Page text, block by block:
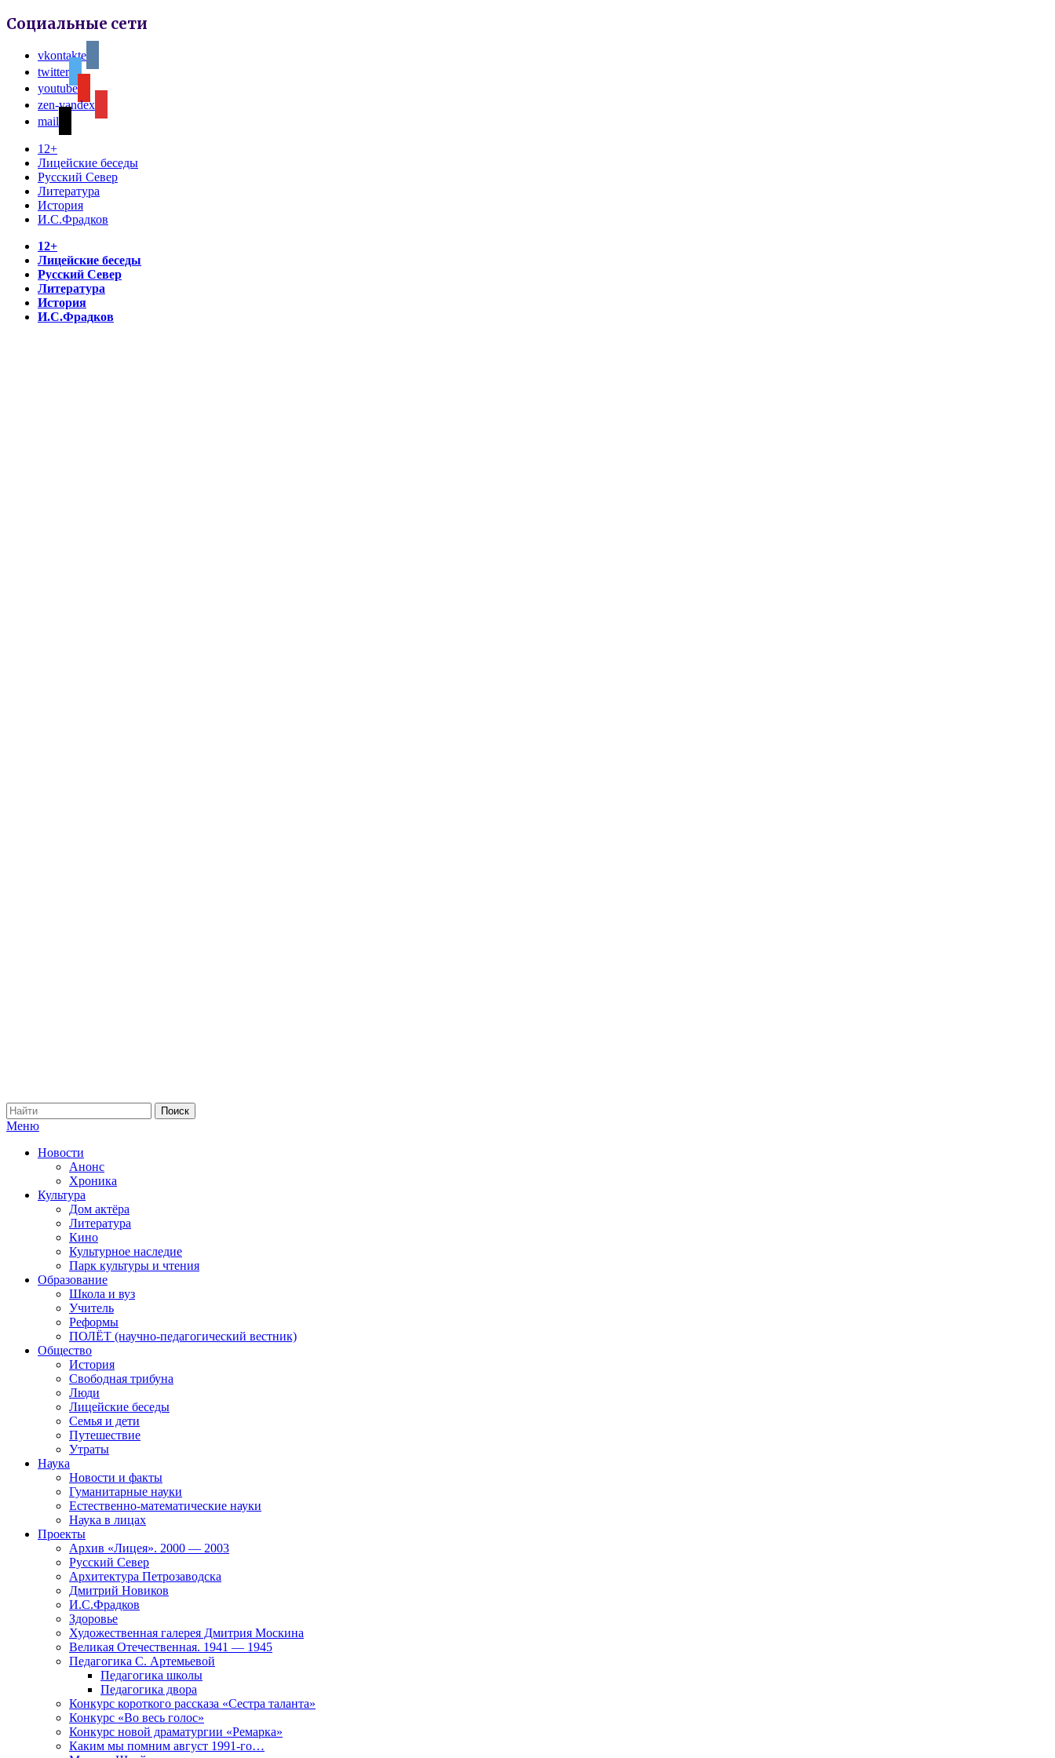
Социальные сети
vkontakte
twitter
youtube
zen-yandex
mail
12+
Лицейские беседы
Русский Север
Литература
История
И.С.Фрадков
12+
Лицейские беседы
Русский Север
Литература
История
И.С.Фрадков
Меню
Новости
Анонс
Хроника
Культура
Дом актёра
Литература
Кино
Культурное наследие
Парк культуры и чтения
Образование
Школа и вуз
Учитель
Реформы
ПОЛЁТ (научно-педагогический вестник)
Общество
История
Свободная трибуна
Люди
Лицейские беседы
Семья и дети
Путешествие
Утраты
Наука
Новости и факты
Гуманитарные науки
Естественно-математические науки
Наука в лицах
Проекты
Архив «Лицея». 2000 — 2003
Русский Север
Архитектура Петрозаводска
Дмитрий Новиков
И.С.Фрадков
Здоровье
Художественная галерея Дмитрия Москина
Великая Отечественная. 1941 — 1945
Педагогика С. Артемьевой
Педагогика школы
Педагогика двора
Конкурс короткого рассказа «Сестра таланта»
Конкурс «Во весь голос»
Конкурс новой драматургии «Ремарка»
Каким мы помним август 1991-го…